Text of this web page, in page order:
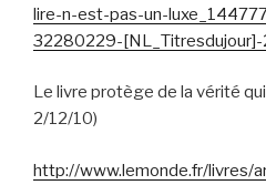
lire-n-est-pas-un-
32280229-
Le livre protège de la vérité
2/12/10)
http://www.lemonde.fr/livres/